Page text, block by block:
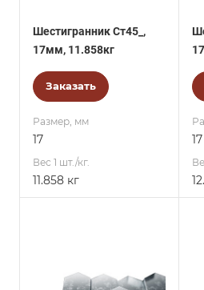
Шестигранник Ст45_,
17мм, 11.858кг
Заказать
Размер, мм
17
Вес 1 шт./кг.
11.858 кг
17